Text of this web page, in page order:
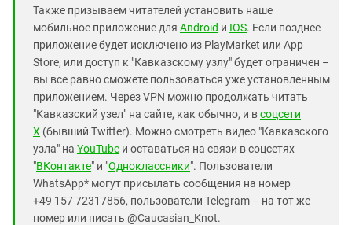
Также призываем читателей установить наше
мобильное приложение для Android и IOS. Если позднее
приложение будет исключено из PlayMarket или App
Store, или доступ к "Кавказскому узлу" будет ограничен –
вы все равно сможете пользоваться уже установленным
приложением. Через VPN можно продолжать читать
"Кавказский узел" на сайте, как обычно, и всоцсети
X (бывший Twitter). Можно смотреть видео "Кавказского
узла" на YouTube и оставаться на связи в соцсетях
"ВКонтакте" и "Одноклассники". Пользователи
WhatsApp* могут присылать сообщения на номер
+49 157 72317856, пользователи Telegram – на тот же
номер или писать @Caucasian_Knot.